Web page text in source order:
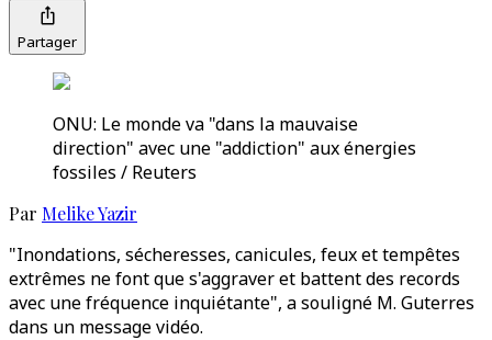
Partager
ONU: Le monde va "dans la mauvaise
direction" avec une "addiction" aux énergies
fossiles / Reuters
Par Melike Yazir
"Inondations, sécheresses, canicules, feux et tempêtes
extrêmes ne font que s'aggraver et battent des records
avec une fréquence inquiétante", a souligné M. Guterres
dans un message vidéo.